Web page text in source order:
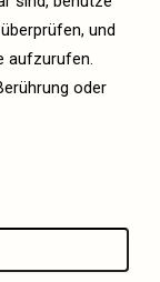
und
aufzurufen.
oder